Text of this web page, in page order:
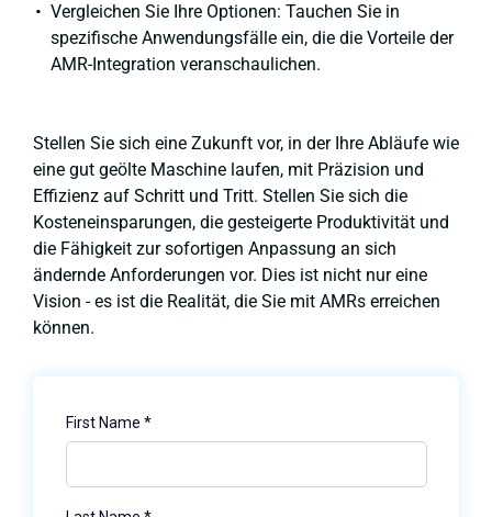
Vergleichen Sie Ihre Optionen: Tauchen Sie in
spezifische Anwendungsfälle ein, die die Vorteile der
AMR-Integration veranschaulichen.
Stellen Sie sich eine Zukunft vor, in der Ihre Abläufe wie
eine gut geölte Maschine laufen, mit Präzision und
Effizienz auf Schritt und Tritt. Stellen Sie sich die
Kosteneinsparungen, die gesteigerte Produktivität und
die Fähigkeit zur sofortigen Anpassung an sich
ändernde Anforderungen vor. Dies ist nicht nur eine
Vision - es ist die Realität, die Sie mit AMRs erreichen
können.